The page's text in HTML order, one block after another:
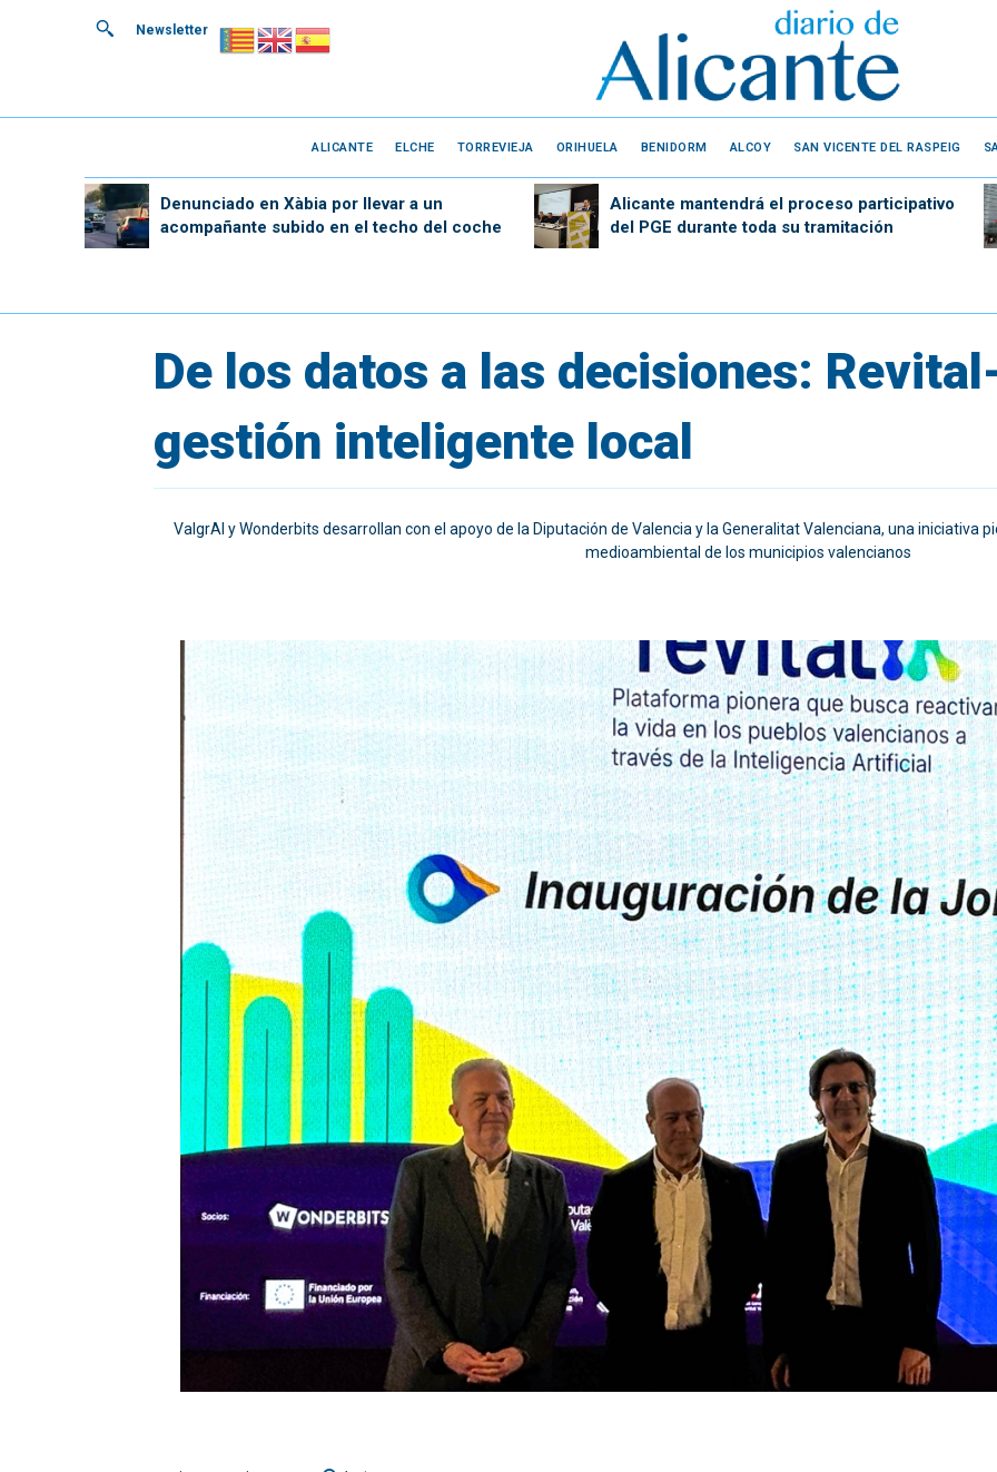
Newsletter
ALICANTE ELCHE TORREVIEJA ORIHUELA BENIDORM ALCOY SAN VICENTE DEL RASPEIG
Denunciado en Xàbia por llevar a un
acompañante subido en el techo del coche
Alicante mantendrá el proceso participativo
del PGE durante toda su tramitación
De los datos a las decisiones:
gestión inteligente local
ValgrAI y Wonderbits desarrollan con el apoyo de la Diputación de Valencia y la Generalitat Valenciana, una iniciativa
medioambiental de los municipios valencianos